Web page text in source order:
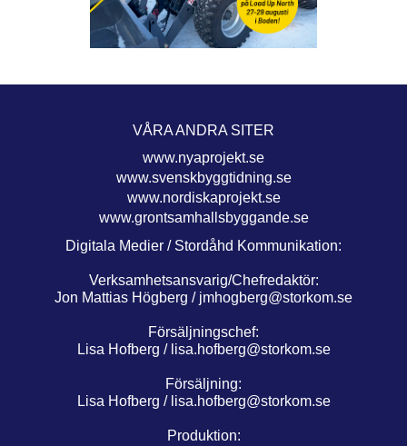
VÅRA ANDRA SITER
www.nyaprojekt.se
www.svenskbyggtidning.se
www.nordiskaprojekt.se
www.grontsamhallsbyggande.se
Digitala Medier / Stordåhd Kommunikation:
Verksamhetsansvarig/Chefredaktör:
Jon Mattias Högberg / jmhogberg@storkom.se
Försäljningschef:
Lisa Hofberg / lisa.hofberg@storkom.se
Försäljning:
Lisa Hofberg / lisa.hofberg@storkom.se
Produktion: